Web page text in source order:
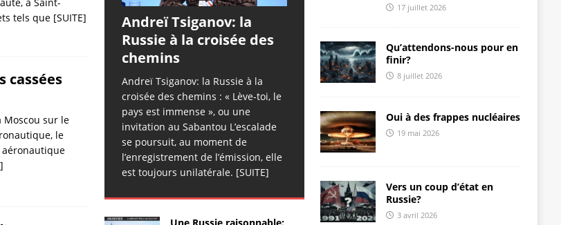
& RÉACTIONS
Chroniques d’Hippocrate – 50
CHRONIQUES D'HIPPOCRATE
Sergueï Kolyasnikov: « on peut piller les
Russes » ANALYSES & RÉACTIONS
[ 25 juillet 2026 ] Sergueï Rusov: signal d’urgence ANALYSES
tels que [SUITE]
cassées
Moscou sur le
le
aéronautique
Andreï Tsiganov: la
Russie à la croisée des
chemins
Andreï Tsiganov: la Russie à la
croisée des chemins : « Lève-toi, le
pays est immense », ou une
invitation au Sabantou L’escalade
se poursuit, au moment de
l’enregistrement de l’émission, elle
est toujours unilatérale. [SUITE]
17 juillet 2026
Qu’attendons-nous pour en
finir?
8 juillet 2026
Oui à des frappes nucléaires
19 mai 2026
Vers un coup d’état en
Russie?
3 avril 2026